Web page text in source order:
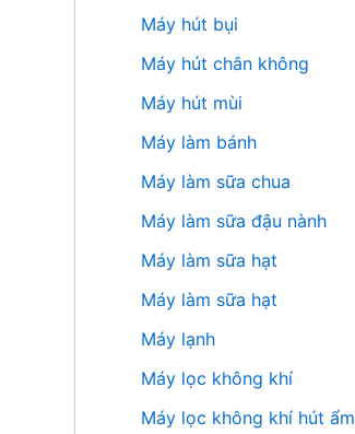
Máy hút bụi
Máy hút chân không
Máy hút mùi
Máy làm bánh
Máy làm sữa chua
Máy làm sữa đậu nành
Máy làm sữa hạt
Máy làm sữa hạt
Máy lạnh
Máy lọc không khí
Máy lọc không khí hút ẩm